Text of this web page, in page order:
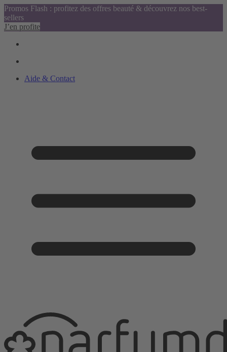
Promos Flash : profitez des offres beauté & découvrez nos best-
sellers
J’en profite
Aide & Contact